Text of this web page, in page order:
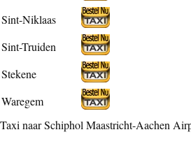
Sint-Niklaas
Sint-Truiden
Stekene
Waregem
Taxi naar Schiphol Maastricht-Aachen